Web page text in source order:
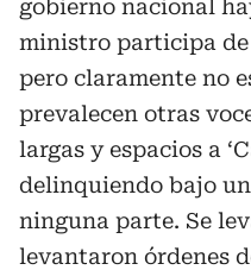
gobierno nacional
ministro participa de
pero claramente no
prevalecen otras
largas y espacios a
delinquiendo bajo
ninguna parte. Se
levantaron órdenes